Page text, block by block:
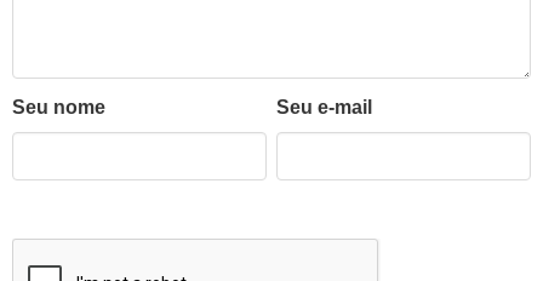
Seu nome Seu e-mail